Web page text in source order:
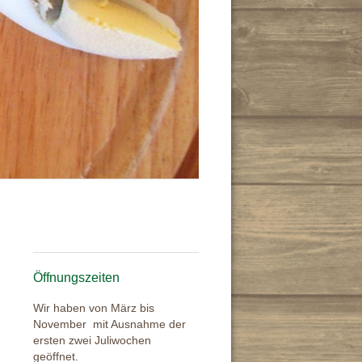
Öffnungszeiten
Wir haben von März bis
November mit Ausnahme der
ersten zwei Juliwochen
geöffnet.